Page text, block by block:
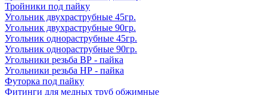
Тройники под пайку
Угольник двухраструбные 45гр.
Угольник двухраструбные 90гр.
Угольник однораструбные 45гр.
Угольник однораструбные 90гр.
Угольники резьба ВР - пайка
Угольники резьба НР - пайка
Футорка под пайку
Фитинги для медных труб обжимные